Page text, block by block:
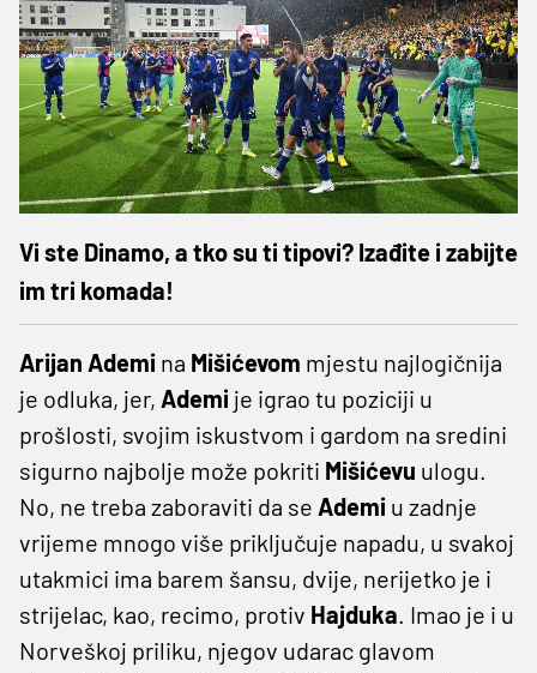
Vi ste Dinamo, a tko su ti tipovi? Izađite i zabijte
im tri komada!
Arijan Ademi na Mišićevom mjestu najlogičnija
je odluka, jer, Ademi je igrao tu poziciji u
prošlosti, svojim iskustvom i gardom na sredini
sigurno najbolje može pokriti Mišićevu ulogu.
No, ne treba zaboraviti da se Ademi u zadnje
vrijeme mnogo više priključuje napadu, u svakoj
utakmici ima barem šansu, dvije, nerijetko je i
strijelac, kao, recimo, protiv Hajduka. Imao je i u
Norveškoj priliku, njegov udarac glavom